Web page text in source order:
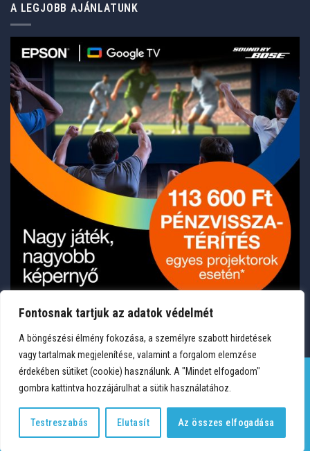
Fontosnak tartjuk az adatok védelmét
A böngészési élmény fokozása, a személyre szabott hirdetések
vagy tartalmak megjelenítése, valamint a forgalom elemzése
érdekében sütiket (cookie) használunk. A "Mindet elfogadom"
gombra kattintva hozzájárulhat a sütik használatához.
Testreszabás Elutasít Az összes elfogadása
A LEGJOBB AJÁNLATUNK
Copyright 2026 © Medium Hungary Kft. Minden jog fenntartva.